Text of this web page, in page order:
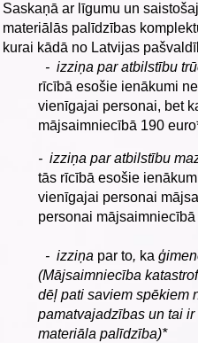
Saskaņā ar līgumu un
materiālās palīdzības
kurai kādā no Latvijas
- izziņa par atbilstību
rīcībā esošie ienākumi
vienīgajai personai, bet
mājsaimniecībā 190
- izziņa par atbilstību
tās rīcībā esošie
vienīgajai personai
personai
- izziņa par to, ka
(Mājsaimniecība
dēļ pati saviem spēkiem
pamatvajadzības un tai
materiāla palīdzība)*